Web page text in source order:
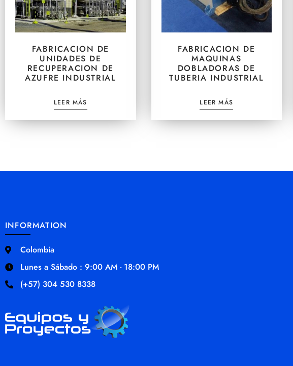
FABRICACION DE
UNIDADES DE
RECUPERACION DE
AZUFRE INDUSTRIAL
LEER MÁS
FABRICACION DE
MAQUINAS
DOBLADORAS DE
TUBERIA INDUSTRIAL
LEER MÁS
INFORMATION
Colombia
Lunes a Sábado : 9:00 AM - 18:00 PM
(+57) 304 530 8338